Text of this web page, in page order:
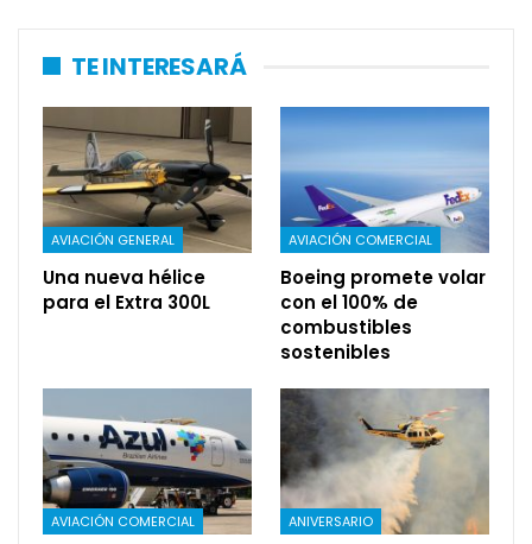
TE INTERESARÁ
AVIACIÓN GENERAL
Una nueva hélice
para el Extra 300L
AVIACIÓN COMERCIAL
Boeing promete volar
con el 100% de
combustibles
sostenibles
AVIACIÓN COMERCIAL ANIVERSARIO